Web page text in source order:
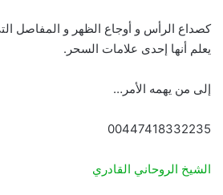
كصداع الرأس و أوجاع الظهر و المفاصل
يعلم أنها إحدى علامات السحر.
إلى من يهمه الأمر…
00447418332235
الشيخ الروحاني القادري